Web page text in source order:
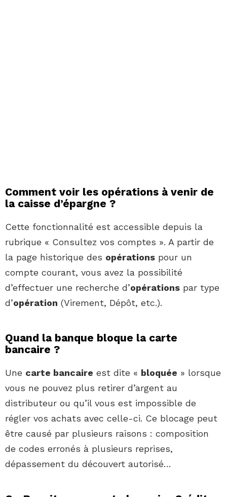
Comment voir les opérations à venir de
la caisse d’épargne ?
Cette fonctionnalité est accessible depuis la
rubrique « Consultez vos comptes ». A partir de
la page historique des opérations pour un
compte courant, vous avez la possibilité
d’effectuer une recherche d’opérations par type
d’opération (Virement, Dépôt, etc.).
Quand la banque bloque la carte
bancaire ?
Une carte bancaire est dite « bloquée » lorsque
vous ne pouvez plus retirer d’argent au
distributeur ou qu’il vous est impossible de
régler vos achats avec celle-ci. Ce blocage peut
être causé par plusieurs raisons : composition
de codes erronés à plusieurs reprises,
dépassement du découvert autorisé…